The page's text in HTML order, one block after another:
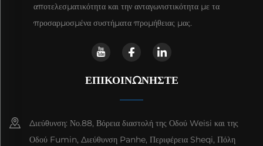
αποτελεσματικότητα και την ανταγωνιστικότητα με τα
προσαρμοσμένα συστήματα προμήθειας μας.
ΕΠΙΚΟΙΝΩΝΉΣΤΕ
Διεύθυνση: Νο.88, Βόρεια διαστολή της Οδού Weisi και της
Οδού Fumin, Διεύθυνση Panhe, Περιφέρεια Sheqi, Πόλη